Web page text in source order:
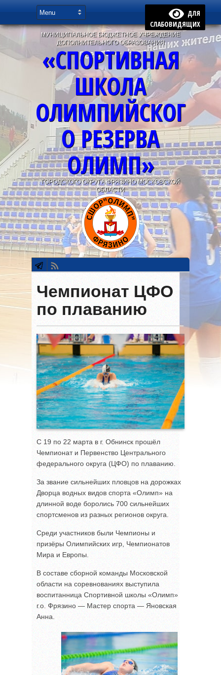
ДЛЯ
СЛАБОВИДЯЩИХ
МУНИЦИПАЛЬНОЕ БЮДЖЕТНОЕ УЧРЕЖДЕНИЕ
ДОПОЛНИТЕЛЬНОГО ОБРАЗОВАНИЯ
«СПОРТИВНАЯ
ШКОЛА
ОЛИМПИЙСКОГ
О РЕЗЕРВА
ОЛИМП»
ГОРОДСКОГО ОКРУГА ФРЯЗИНО МОСКОВСКОЙ
ОБЛАСТИ
Чемпионат ЦФО
по плаванию
С 19 по 22 марта в г. Обнинск прошёл
Чемпионат и Первенство Центрального
федерального округа (ЦФО) по плаванию.
За звание сильнейших пловцов на дорожках
Дворца водных видов спорта «Олимп» на
длинной воде боролись 700 сильнейших
спортсменов из разных регионов округа.
Среди участников были Чемпионы и
призёры Олимпийских игр, Чемпионатов
Мира и Европы.
В составе сборной команды Московской
области на соревнованиях выступила
воспитанница Спортивной школы «Олимп»
г.о. Фрязино — Мастер спорта — Яновская
Анна.